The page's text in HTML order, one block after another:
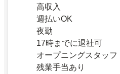
高収入
週払いOK
夜勤
17時までに退社可
オープニングスタッフ
残業手当あり